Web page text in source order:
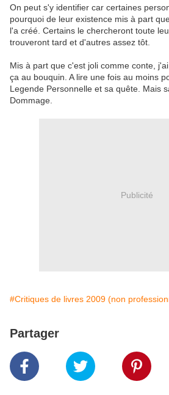
On peut s'y identifier car certaines
pourquoi de leur existence mis à part
l'a créé. Certains le chercheront toute
trouveront tard et d'autres assez tôt.
Mis à part que c'est joli comme conte,
ça au bouquin. A lire une fois au moins
Legende Personnelle et sa quête. Mais
Dommage.
Publicité
#Critiques de livres 2009 (non
Partager